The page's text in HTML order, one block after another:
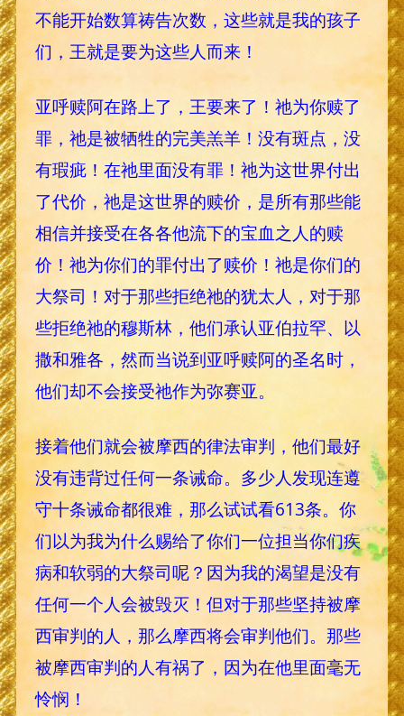
不能开始数算祷告次数，这些就是我的孩子
们，王就是要为这些人而来！
亚呼赎阿在路上了，王要来了！祂为你赎了
罪，祂是被牺牲的完美羔羊！没有斑点，没
有瑕疵！在祂里面没有罪！祂为这世界付出
了代价，祂是这世界的赎价，是所有那些能
相信并接受在各各他流下的宝血之人的赎
价！祂为你们的罪付出了赎价！祂是你们的
大祭司！对于那些拒绝祂的犹太人，对于那
些拒绝祂的穆斯林，他们承认亚伯拉罕、以
撒和雅各，然而当说到亚呼赎阿的圣名时，
他们却不会接受祂作为弥赛亚。
接着他们就会被摩西的律法审判，他们最好
没有违背过任何一条诫命。多少人发现连遵
守十条诫命都很难，那么试试看613条。你
们以为我为什么赐给了你们一位担当你们疾
病和软弱的大祭司呢？因为我的渴望是没有
任何一个人会被毁灭！但对于那些坚持被摩
西审判的人，那么摩西将会审判他们。那些
被摩西审判的人有祸了，因为在他里面毫无
怜悯！